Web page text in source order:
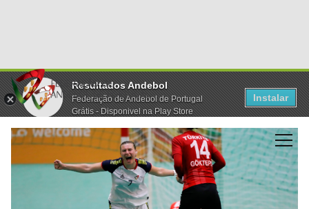
Resultados Andebol
Federação de Andebol de Portugal
Grátis - Disponivel na Play Store
Instalar